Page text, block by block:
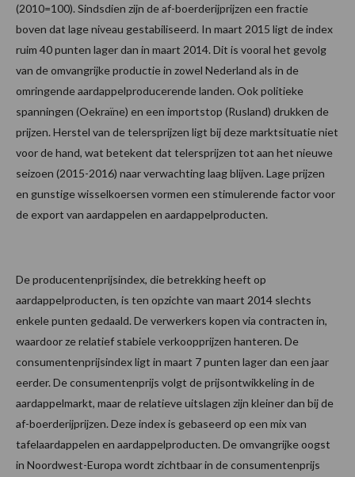
(2010=100). Sindsdien zijn de af-boerderijprijzen een fractie
boven dat lage niveau gestabiliseerd. In maart 2015 ligt de index
ruim 40 punten lager dan in maart 2014. Dit is vooral het gevolg
van de omvangrijke productie in zowel Nederland als in de
omringende aardappelproducerende landen. Ook politieke
spanningen (Oekraïne) en een importstop (Rusland) drukken de
prijzen. Herstel van de telersprijzen ligt bij deze marktsituatie niet
voor de hand, wat betekent dat telersprijzen tot aan het nieuwe
seizoen (2015-2016) naar verwachting laag blijven. Lage prijzen
en gunstige wisselkoersen vormen een stimulerende factor voor
de export van aardappelen en aardappelproducten.
De producentenprijsindex, die betrekking heeft op
aardappelproducten, is ten opzichte van maart 2014 slechts
enkele punten gedaald. De verwerkers kopen via contracten in,
waardoor ze relatief stabiele verkoopprijzen hanteren. De
consumentenprijsindex ligt in maart 7 punten lager dan een jaar
eerder. De consumentenprijs volgt de prijsontwikkeling in de
aardappelmarkt, maar de relatieve uitslagen zijn kleiner dan bij de
af-boerderijprijzen. Deze index is gebaseerd op een mix van
tafelaardappelen en aardappelproducten. De omvangrijke oogst
in Noordwest-Europa wordt zichtbaar in de consumentenprijs